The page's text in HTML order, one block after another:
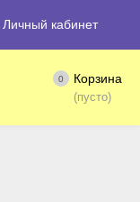
Личный кабинет
0 Корзина
(пусто)